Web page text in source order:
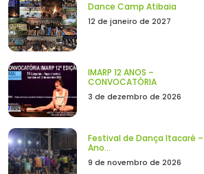
Dance Camp Atibaia
12 de janeiro de 2027
IMARP 12 ANOS –
CONVOCATÓRIA
3 de dezembro de 2026
Festival de Dança Itacaré –
Ano...
9 de novembro de 2026